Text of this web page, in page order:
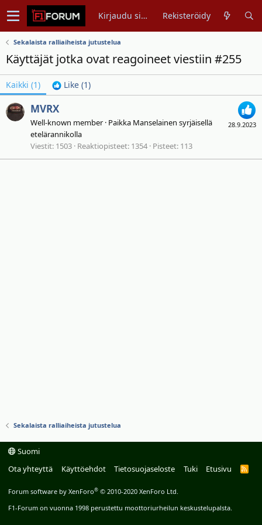
Kirjaudu sisään Rekisteröidy
Sekalaista ralliaiheista jutustelua
Käyttäjät jotka ovat reagoineet viestiin #255
Kaikki (1) Like (1)
28.9.2023
MVRX
Well-known member · Paikka Manselainen syrjäisellä
etelärannikolla
Viestit 1503 Reaktiopisteet 1354 Pisteet 113
Sekalaista ralliaiheista jutustelua
Suomi
Ota yhteyttä
Käyttöehdot Tietosuojaseloste Tuki Etusivu
R
Forum software by XenForo® © 2010-2020 XenForo Ltd.
F1-Forum on vuonna 1998 perustettu moottoriurheilun keskustelupalsta.